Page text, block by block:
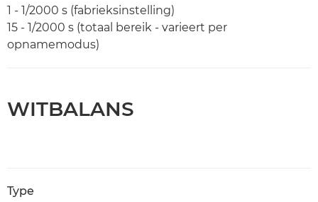
1 - 1/2000 s (fabrieksinstelling)
15 - 1/2000 s (totaal bereik - varieert per
opnamemodus)
WITBALANS
Type